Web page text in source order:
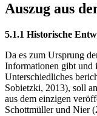
Auszug aus
5.1.1 Historische
Da es zum Ursprung
Informationen gibt und
Unterschiedliches
Sobietzki, 2013), soll
aus dem einzigen
Schottmüller und Nier